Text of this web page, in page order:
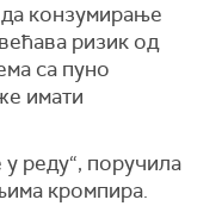
да конзумирање
ризик од
са пуно
имати
у реду“, поручила
кромпира.